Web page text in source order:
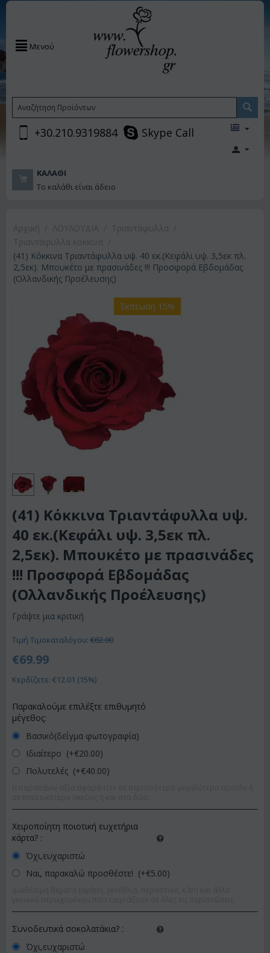
Μενού
+30.210.9319884 Skype Call
ΚΑΛΆΘΙ
Το καλάθι είναι άδειο
(41) Κόκκινα Τριαντάφυλλα υψ. 40 εκ.(Κεφάλι υψ. 3,5εκ πλ.
2,5εκ). Μπουκέτο με πρασινάδες !!! Προσφορά Εβδομάδας
(Ολλανδικής Προέλευσης)
Έκπτωση 15%
(41) Κόκκινα Τριαντάφυλλα υψ.
40 εκ.(Κεφάλι υψ. 3,5εκ πλ.
2,5εκ). Μπουκέτο με πρασινάδες
!!! Προσφορά Εβδομάδας
(Ολλανδικής Προέλευσης)
Γράψτε μια κριτική
Τιμή Τιμοκαταλόγου: €82.00
€69.99
Κερδίζετε: €12.01 (15%)
Παρακαλούμε επιλέξτε επιθυμητό
μέγεθος:
Βασικό(δείγμα φωτογραφία)
Ιδιαίτερο (+€20.00)
Πολυτελές (+€40.00)
Χειροποίητη ποιοτική ευχετήρια
κάρτα? :
Όχι,ευχαριστώ
Ναι, παρακαλώ προσθέστε! (+€5.00)
Συνοδευτικά σοκολατάκια? :
Όχι,ευχαριστώ